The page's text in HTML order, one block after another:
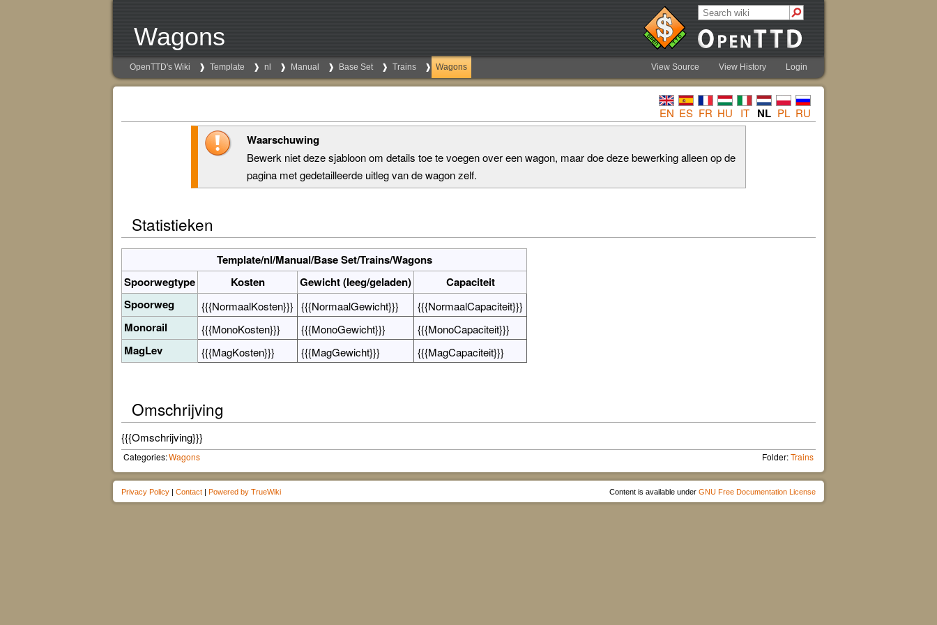
Wagons
OpenTTD's Wiki Template nl Manual Base Set Trains Wagons View Source View History Login
EN ES FR HU IT NL PL RU
Waarschuwing
Bewerk niet deze sjabloon om details toe te voegen over een wagon, maar doe deze bewerking alleen op de
pagina met gedetailleerde uitleg van de wagon zelf.
Statistieken
Template/nl/Manual/Base Set/Trains/Wagons
Spoorwegtype
Kosten Gewicht (leeg/geladen)
Capaciteit
Spoorweg
{{{NormaalKosten}}} {{{NormaalGewicht}}} {{{NormaalCapaciteit}}}
Monorail {{{MonoKosten}}} {{{MonoGewicht}}} {{{MonoCapaciteit}}}
MagLev {{{MagKosten}}} {{{MagGewicht}}} {{{MagCapaciteit}}}
Omschrijving
{{{Omschrijving}}}
Categories:Wagons Folder:Trains
Privacy Policy | Contact | Powered by TrueWiki Content is available under GNU Free Documentation License